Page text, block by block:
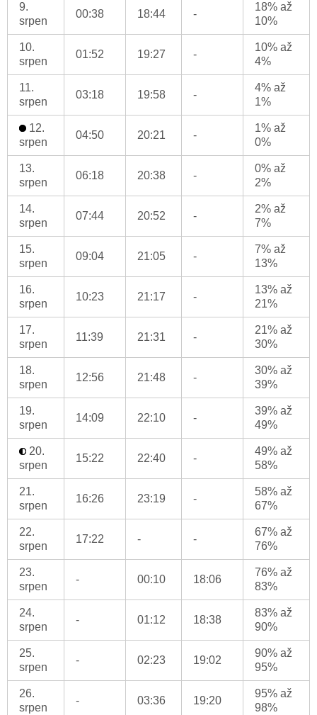
9.
srpen
00:38 18:44 -
18% až
10%
10.
srpen
01:52 19:27 -
10% až
4%
11.
srpen
03:18 19:58 -
4% až
1%
12.
srpen
04:50 20:21 -
1% až
0%
13.
srpen
06:18 20:38 -
0% až
2%
14.
srpen
07:44 20:52 -
2% až
7%
15.
srpen
09:04 21:05 -
7% až
13%
16.
srpen
10:23 21:17 -
13% až
21%
17.
srpen
11:39 21:31 -
21% až
30%
18.
srpen
12:56 21:48 -
30% až
39%
19.
srpen
14:09 22:10 -
39% až
49%
20.
srpen
15:22 22:40 -
49% až
58%
21.
srpen
16:26 23:19 -
58% až
67%
22.
srpen
17:22 - -
67% až
76%
23.
srpen
- 00:10 18:06
76% až
83%
24.
srpen
- 01:12 18:38
83% až
90%
25.
srpen
- 02:23 19:02
90% až
95%
26.
srpen
- 03:36 19:20
95% až
98%